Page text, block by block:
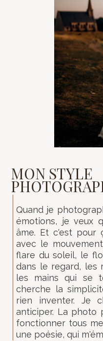
MON STYLE
Quand je
émotions, je veux
âme. Et c'est pour
avec le
flare du soleil, le
dans le regard, les
les mains qui se
cherche la
rien inventer. Je
anticiper. La photo
fonctionner tous
une poésie, qui